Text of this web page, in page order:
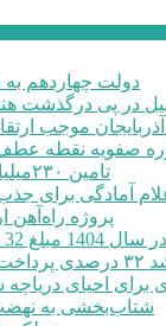
دولت چهاردهم به
در پی درگذشت
و آذربایجان موجب
صفویه نقطه
تامین ۲۳۰میلیارد تومان برای تکمیل تالار شهر اردبیل
پروژه راه‌آهن
رسانی انجام داد
در سال ۱۴۰۴
برای احیای
شتاب‌بخشی به